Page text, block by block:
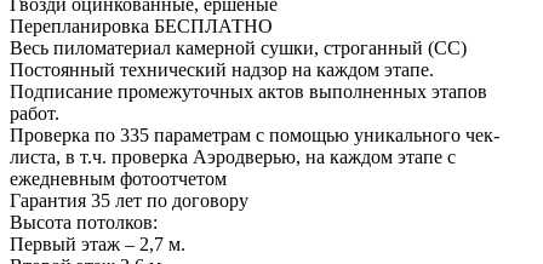
Гвозди оцинкованные, ершеные
Перепланировка БЕСПЛАТНО
Весь пиломатериал камерной сушки, строганный (СС)
Постоянный технический надзор на каждом этапе.
Подписание промежуточных актов выполненных этапов
работ.
Проверка по 335 параметрам с помощью уникального чек-
листа, в т.ч. проверка Аэродверью, на каждом этапе с
ежедневным фотоотчетом
Гарантия 35 лет по договору
Высота потолков:
Первый этаж – 2,7 м.